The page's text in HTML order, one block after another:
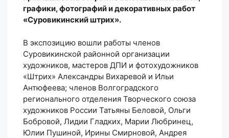
графики, фотографий и декоративных работ
«Суровикинский штрих».
В экспозицию вошли работы членов
Суровикинской районной организации
художников, мастеров ДПИ и фотохудожников
«Штрих» Александры Вихаревой и Ильи
Антюфеева; членов Волгоградского
регионального отделения Творческого союза
художников России Татьяны Беловой, Ольги
Бобровой, Лидии Гладких, Марии Любринец,
Юлии Пушиной, Ирины Смирновой, Андрея